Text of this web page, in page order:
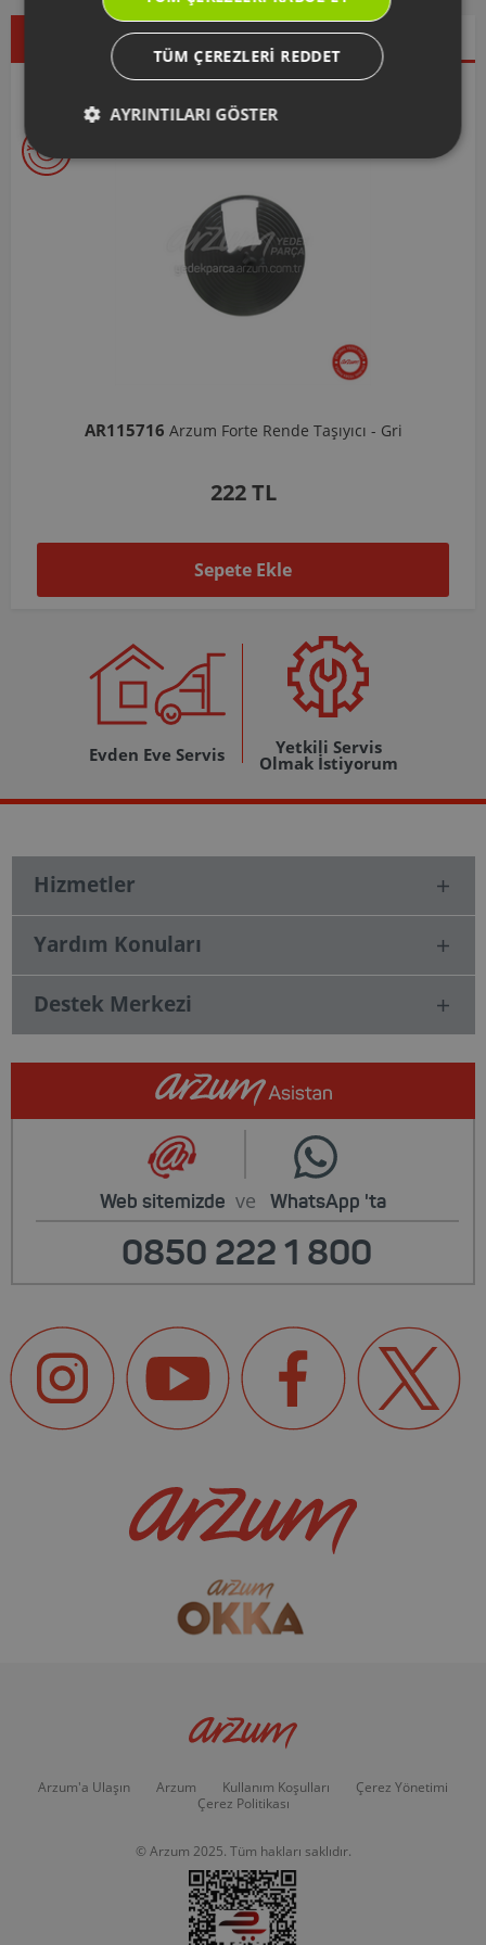
İndirimdekiler Yeni Ürünler
AR103206Arzum Shake'N Take Doğrayıcı Hazne 570 Ml-Koyu
1.037 TL
Sepete Ekle
Evden Eve Servis Yetkili Servis
Olmak İstiyorum
Hizmetler
Yardım Konuları
Destek Merkezi
Web sitemizde ve WhatsApp 'ta
0850 222 1 800
Arzum'a Ulaşın Arzum Kullanım Koşulları
Çerez Yönetimi
Çerez Politikası
© Arzum 2025. Tüm hakları saklıdır.
TÜM ÇEREZLERI REDDET
AYRINTILARI GÖSTER